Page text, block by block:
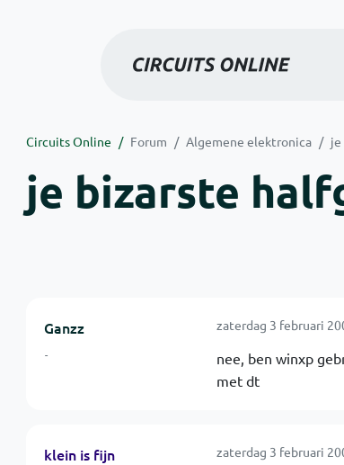
Circuits Online Forum Algemene elektronica je
je bizarste
Ganzz
-
zaterdag 3 februari
nee, ben winxp
met dt
klein is fijn zaterdag 3 februari